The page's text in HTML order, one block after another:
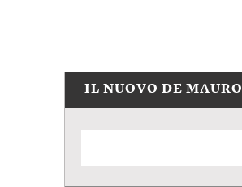
IL NUOVO DE MAURO